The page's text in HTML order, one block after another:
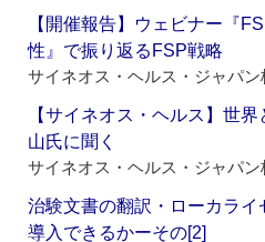
【開催報告】ウェビナー『
性』で振り返るFSP戦略
サイネオス・ヘルス・ジャパン
【サイネオス・ヘルス】世
山氏に聞く
サイネオス・ヘルス・ジャパン
治験文書の翻訳・ローカラ
導入できるかーその[2]